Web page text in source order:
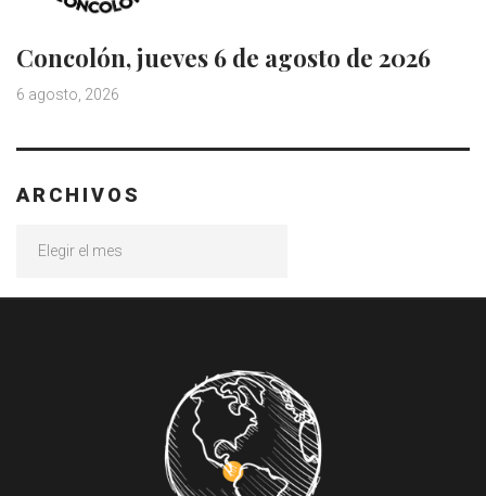
Concolón, jueves 6 de agosto de 2026
6 agosto, 2026
ARCHIVOS